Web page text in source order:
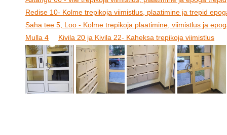
Redise 10- Kolme trepikoja viimistlus, plaatimine ja trepid
Saha tee 5, Loo - Kolme trepikoja plaatimine, viimistlus ja
Mulla 4
Kivila 20 ja Kivila 22- Kaheksa trepikoja viimistlus